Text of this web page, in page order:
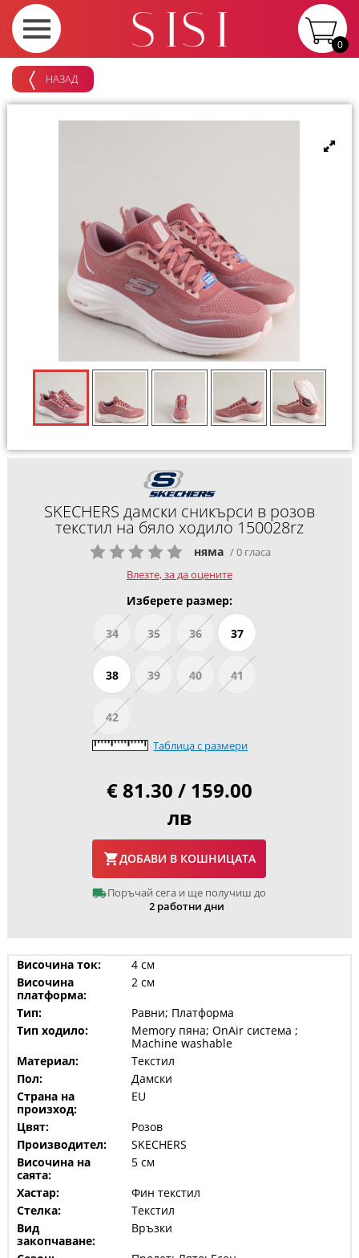
0
НАЗАД
SKECHERS дамски сникърси в розов
текстил на бяло ходило 150028rz
няма / 0 гласа
Влезте, за да оцените
Изберете размер:
34 35 36 37
38 39 40 41
42
Таблица с размери
€ 81.30 / 159.00
лв
ДОБАВИ В КОШНИЦАТА
Поръчай сега и ще получиш до
2 работни дни
Височина ток:
4 см
Височина
платформа:
2 см
Тип:
Равни; Платформа
Тип ходило:
Memory пяна; OnAir система ;
Machine washable
Материал:
Текстил
Пол:
Дамски
Страна на
произход:
EU
Цвят:
Розов
Производител:
SKECHERS
Височина на
саята:
5 см
Хастар:
Фин текстил
Стелка:
Текстил
Вид
закопчаване:
Връзки